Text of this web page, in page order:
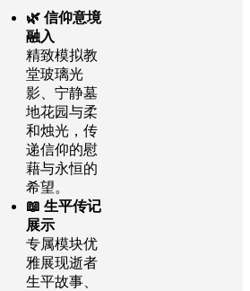
🌿 信仰意境
融入
精致模拟教
堂玻璃光
影、宁静墓
地花园与柔
和烛光，传
递信仰的慰
藉与永恒的
希望。
📖 生平传记
展示
专属模块优
雅展现逝者
生平故事、